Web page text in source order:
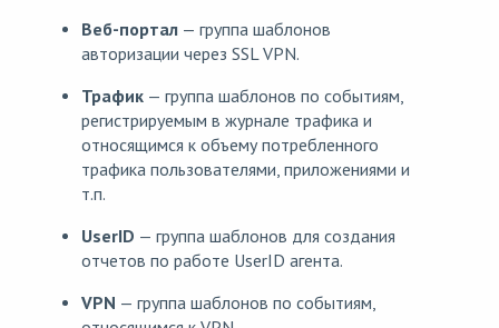
Веб-портал — группа шаблонов
авторизации через SSL VPN.
Трафик — группа шаблонов по событиям,
регистрируемым в журнале трафика и
относящимся к объему потребленного
трафика пользователями, приложениями и
т.п.
UserID — группа шаблонов для создания
отчетов по работе UserID агента.
VPN — группа шаблонов по событиям,